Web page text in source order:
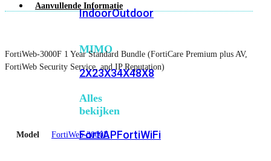
IndoorOutdoor
MIMO
2X23X34X48X8
Alles
bekijken
FortiAPFortiWiFi
Aanvullende Informatie
FortiWeb-3000F 1 Year Standard Bundle (FortiCare Premium plus AV,
FortiWeb Security Service, and IP Reputation)
Model FortiWeb-3000F